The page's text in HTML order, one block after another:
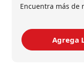
Encuentra más de
Agrega